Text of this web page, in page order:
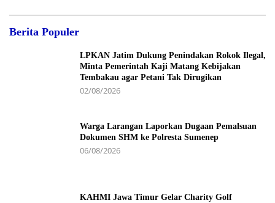
Berita Populer
LPKAN Jatim Dukung Penindakan Rokok Ilegal,
Minta Pemerintah Kaji Matang Kebijakan
Tembakau agar Petani Tak Dirugikan
02/08/2026
Warga Larangan Laporkan Dugaan Pemalsuan
Dokumen SHM ke Polresta Sumenep
06/08/2026
KAHMI Jawa Timur Gelar Charity Golf